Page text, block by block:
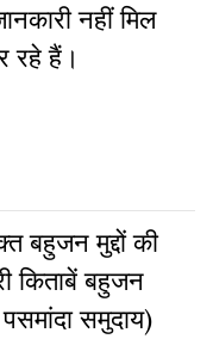
नहीं मिल
रहे हैं।
बहुजन मुद्दों की
किताबें बहुजन
समुदाय)